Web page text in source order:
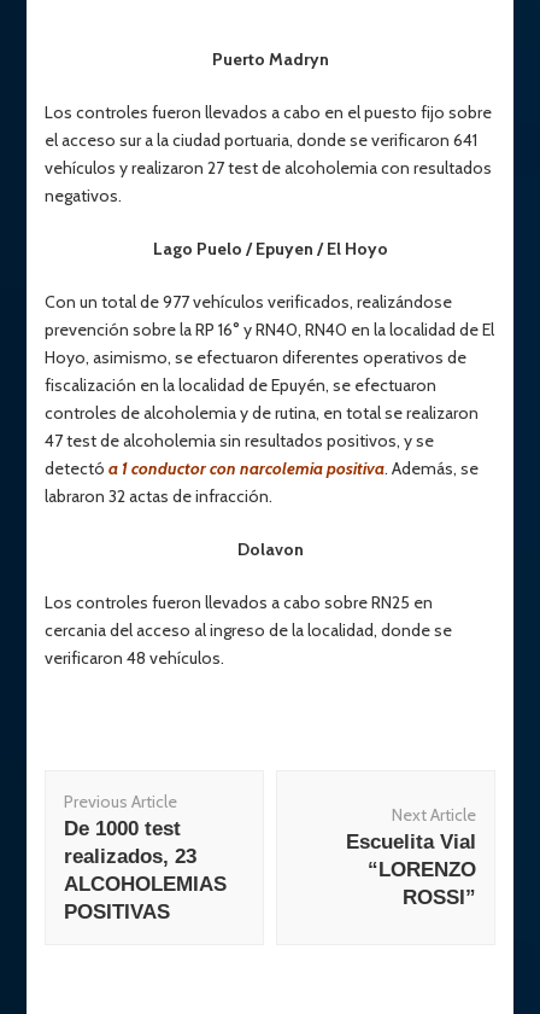
Puerto Madryn
Los controles fueron llevados a cabo en el puesto fijo sobre
el acceso sur a la ciudad portuaria, donde se verificaron 641
vehículos y realizaron 27 test de alcoholemia con resultados
negativos.
Lago Puelo / Epuyen / El Hoyo
Con un total de 977 vehículos verificados, realizándose
prevención sobre la RP 16° y RN40, RN40 en la localidad de El
Hoyo, asimismo, se efectuaron diferentes operativos de
fiscalización en la localidad de Epuyén, se efectuaron
controles de alcoholemia y de rutina, en total se realizaron
47 test de alcoholemia sin resultados positivos, y se
detectóa 1 conductor con narcolemia positiva. Además, se
labraron 32 actas de infracción.
Dolavon
Los controles fueron llevados a cabo sobre RN25 en
cercania del acceso al ingreso de la localidad, donde se
verificaron 48 vehículos.
Navigation
Previous Article
De 1000 test
realizados, 23
ALCOHOLEMIAS
POSITIVAS
Next Article
Escuelita Vial
“LORENZO
ROSSI”